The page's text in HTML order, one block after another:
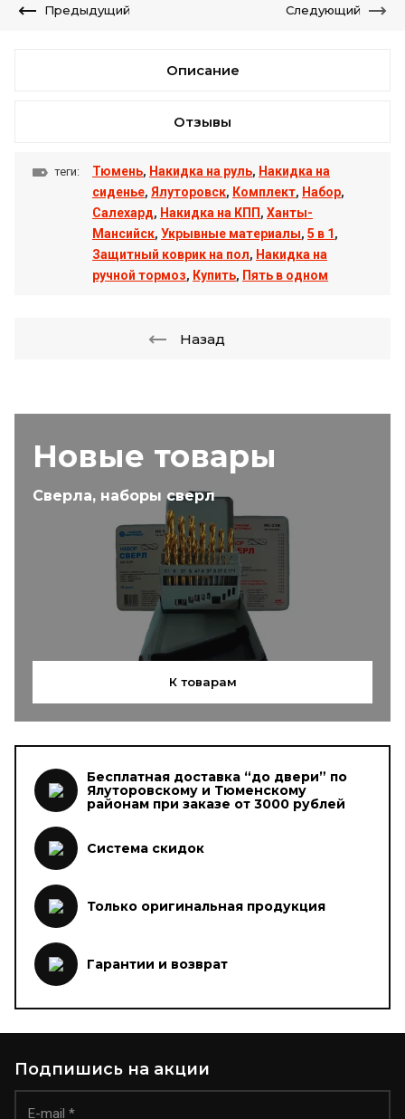
Новые товары
Сверла, наборы сверл
К товарам
Предыдущий Следующий
Описание
Отзывы
теги: Тюмень, Накидка на руль, Накидка на
сиденье, Ялуторовск, Комплект, Набор,
Салехард, Накидка на КПП , Ханты-
Мансийск, Укрывные материалы, 5 в 1,
Защитный коврик на пол, Накидка на
ручной тормоз, Купить, Пять в одном
Назад
Бесплатная доставка “до двери” по
Ялуторовскому и Тюменскому
районам при заказе от 3000 рублей
Система скидок
Только оригинальная продукция
Гарантии и возврат
Подпишись на акции